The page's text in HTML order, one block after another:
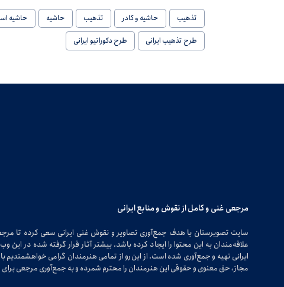
تذهیب حاشیه و کادر تذهیب حاشیه حاشیه
طرح تذهیب ایرانی
طرح دکوراتیو ایرانی
مرجعی غنی و کامل از نقوش و منابع ایرانی
سایت تصویرستان با هدف جمع‌آوری تصاویر و نقوش غنی ایرانی سعی کرده تا
علاقه‌مندان به این محتوا را ایجاد کرده باشد. بیشتر آثار قرار گرفته شده در
ایرانی تهیه و جمع‌آوری شده است. از این رو از تمامی هنرمندان گرامی خواهشمندیم با
مجاز، حق معنوی و حقوقی این هنرمندان را محترم شمرده و به جمع‌آوری مرجعی برای